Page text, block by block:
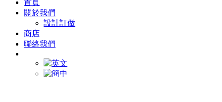
首頁
關於我們
設計訂做
商店
聯絡我們